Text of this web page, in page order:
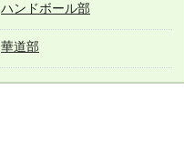
ハンドボール部
華道部